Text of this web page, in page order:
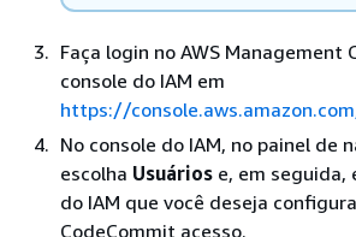
Faça login no AWS Management
console do IAM em
https://
No console do IAM, no painel de
escolha Usuários e, em seguida,
do IAM que você deseja
CodeCommit acesso.